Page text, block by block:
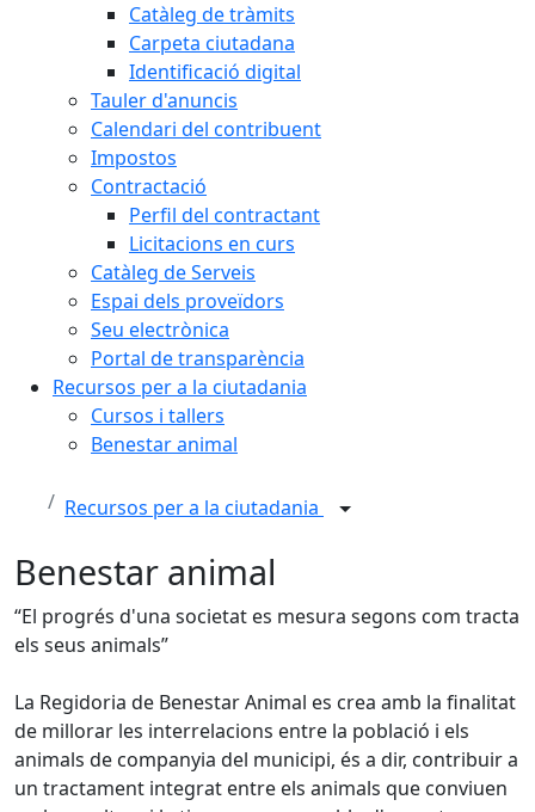
Catàleg de tràmits
Carpeta ciutadana
Identificació digital
Tauler d'anuncis
Calendari del contribuent
Impostos
Contractació
Perfil del contractant
Licitacions en curs
Catàleg de Serveis
Espai dels proveïdors
Seu electrònica
Portal de transparència
Recursos per a la ciutadania
Cursos i tallers
Benestar animal
Recursos per a la ciutadania
Benestar animal
“El progrés d'una societat es mesura segons com tracta
els seus animals”
La Regidoria de Benestar Animal es crea amb la finalitat
de millorar les interrelacions entre la població i els
animals de companyia del municipi, és a dir, contribuir a
un tractament integrat entre els animals que conviuen